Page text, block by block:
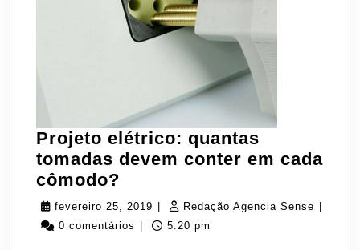
Projeto elétrico: quantas
tomadas devem conter em cada
cômodo?
elétrico:
quantas
fevereiro 25, 2019 fevereiro
25,
Redação Agencia Sense
0 comentários
5:20 pm